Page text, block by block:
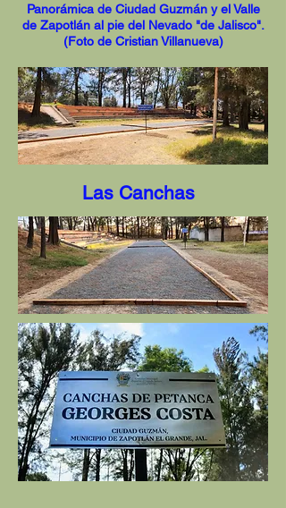
Panorámica de Ciudad Guzmán y el Valle
de Zapotlán al pie del Nevado "de Jalisco".
(Foto de Cristian Villanueva)
Las Canchas